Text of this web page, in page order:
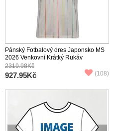
Pánský Fotbalový dres Japonsko MS
2026 Venkovní Krátký Rukáv
2319.98Kč
927.95Kč (108)